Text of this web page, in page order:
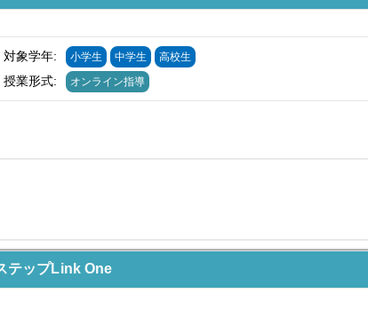
対象学年: 小学生 中学生 高校生
授業形式: オンライン指導
テップLink One